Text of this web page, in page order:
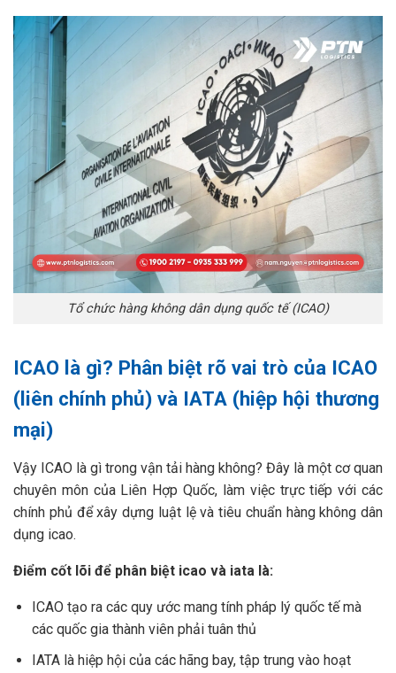
Tổ chức hàng không dân dụng quốc tế (ICAO)
ICAO là gì? Phân biệt rõ vai trò của ICAO
(liên chính phủ) và IATA (hiệp hội thương
mại)
Vậy ICAO là gì trong vận tải hàng không? Đây là một cơ quan
chuyên môn của Liên Hợp Quốc, làm việc trực tiếp với các
chính phủ để xây dựng luật lệ và tiêu chuẩn hàng không dân
dụng icao.
Điểm cốt lõi để phân biệt icao và iata là:
ICAO tạo ra các quy ước mang tính pháp lý quốc tế mà
các quốc gia thành viên phải tuân thủ
IATA là hiệp hội của các hãng bay, tập trung vào hoạt